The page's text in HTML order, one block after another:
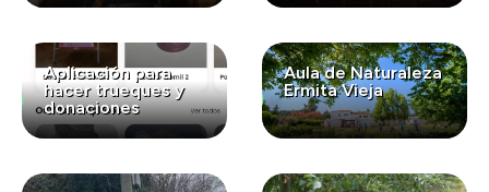
Aplicación para
hacer trueques y
donaciones
Aula de Naturaleza
Ermita Vieja